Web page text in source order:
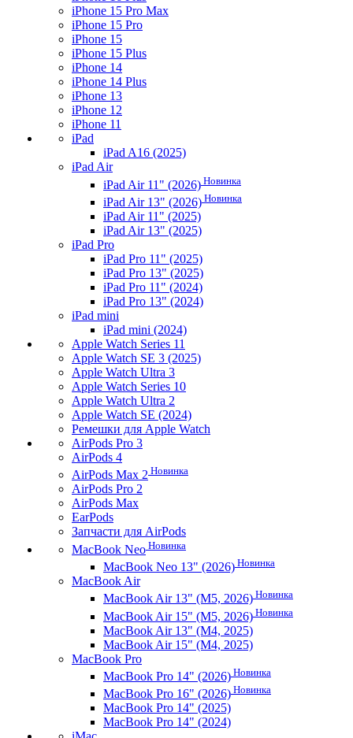
iPhone 15 Pro Max
iPhone 15 Pro
iPhone 15
iPhone 15 Plus
iPhone 14
iPhone 14 Plus
iPhone 13
iPhone 12
iPhone 11
iPad
iPad A16 (2025)
iPad Air
iPad Air 11" (2026) Новинка
iPad Air 13" (2026) Новинка
iPad Air 11" (2025)
iPad Air 13" (2025)
iPad Pro
iPad Pro 11" (2025)
iPad Pro 13" (2025)
iPad Pro 11" (2024)
iPad Pro 13" (2024)
iPad mini
iPad mini (2024)
Apple Watch Series 11
Apple Watch SE 3 (2025)
Apple Watch Ultra 3
Apple Watch Series 10
Apple Watch Ultra 2
Apple Watch SE (2024)
Ремешки для Apple Watch
AirPods Pro 3
AirPods 4
AirPods Max 2 Новинка
AirPods Pro 2
AirPods Max
EarPods
Запчасти для AirPods
MacBook Neo Новинка
MacBook Neo 13" (2026) Новинка
MacBook Air
MacBook Air 13" (M5, 2026) Новинка
MacBook Air 15" (M5, 2026) Новинка
MacBook Air 13" (M4, 2025)
MacBook Air 15" (M4, 2025)
MacBook Pro
MacBook Pro 14" (2026) Новинка
MacBook Pro 16" (2026) Новинка
MacBook Pro 14" (2025)
MacBook Pro 14" (2024)